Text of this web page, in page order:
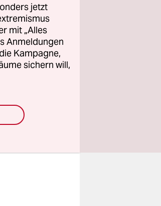
jetzt
mit „Alles
Anmeldungen
Kampagne,
sichern will,